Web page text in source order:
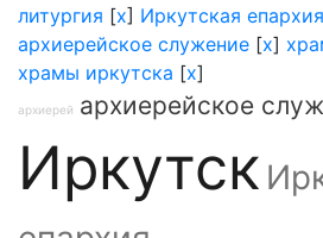
литургия [x] Иркутская епархия
архиерейское служение [x]
храмы иркутска [x]
архиерей архиерейское
Иркутск